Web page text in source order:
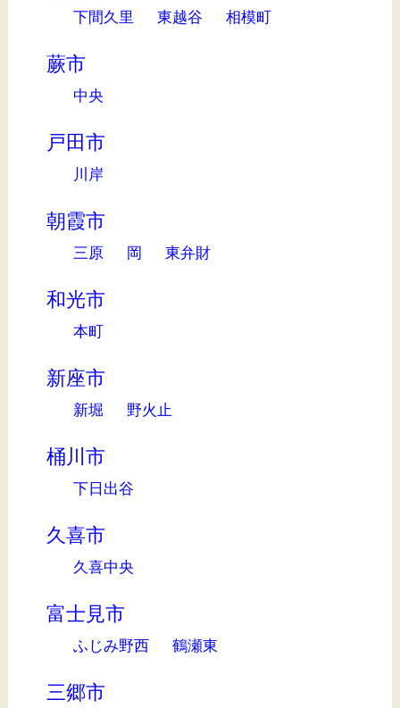
下間久里 東越谷 相模町
蕨市
中央
戸田市
川岸
朝霞市
三原 岡 東弁財
和光市
本町
新座市
新堀 野火止
桶川市
下日出谷
久喜市
久喜中央
富士見市
ふじみ野西 鶴瀬東
三郷市